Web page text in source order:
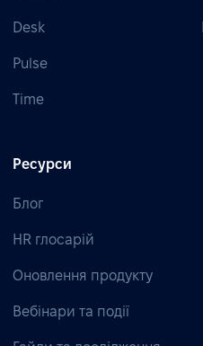
Desk
Pulse
Time
Ресурси
Блог
HR глосарій
Оновлення продукту
Вебінари та події